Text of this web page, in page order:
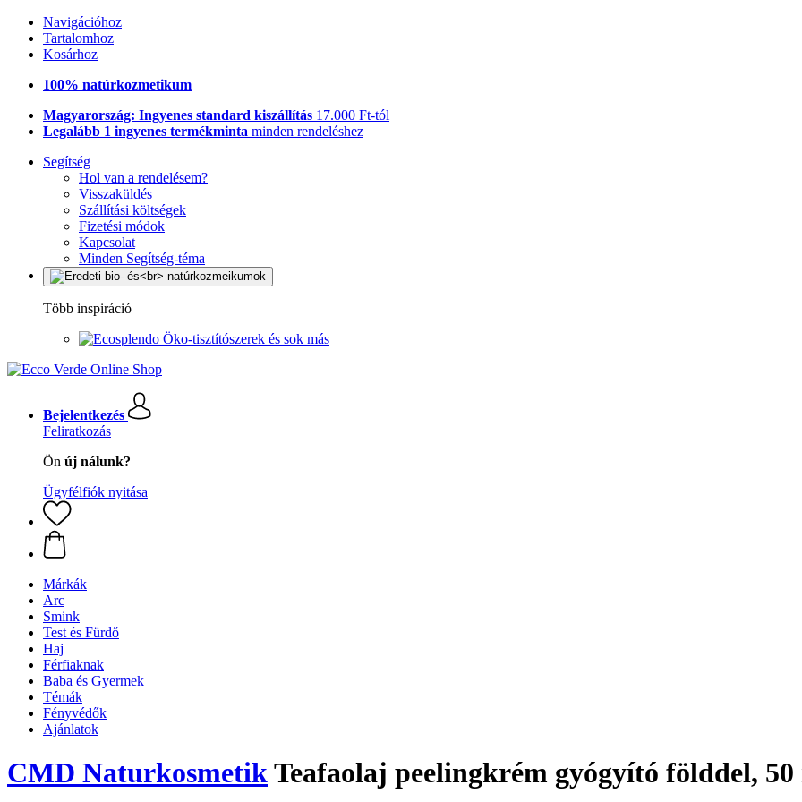
Navigációhoz
Tartalomhoz
Kosárhoz
100% natúrkozmetikum
Magyarország: Ingyenes standard kiszállítás 17.000 Ft-tól
Legalább 1 ingyenes termékminta minden rendeléshez
Segítség
Hol van a rendelésem?
Visszaküldés
Szállítási költségek
Fizetési módok
Kapcsolat
Minden Segítség-téma
Több inspiráció
Öko-tisztítószerek és sok más
Bejelentkezés
Feliratkozás
Ön új nálunk?
Ügyfélfiók nyitása
Márkák
Arc
Smink
Test és Fürdő
Haj
Férfiaknak
Baba és Gyermek
Témák
Fényvédők
Ajánlatok
CMD NaturkosmetikTeafaolaj peelingkrém gyógyító földdel,